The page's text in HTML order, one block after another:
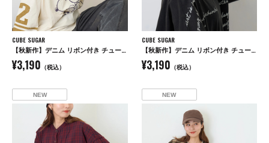
CUBE SUGAR
【秋新作】デニム リボン付き チューリップハット
¥3,190 （税込）
CUBE SUGAR
【秋新作】デニム リボン付き チューリップハット
¥3,190 （税込）
NEW NEW